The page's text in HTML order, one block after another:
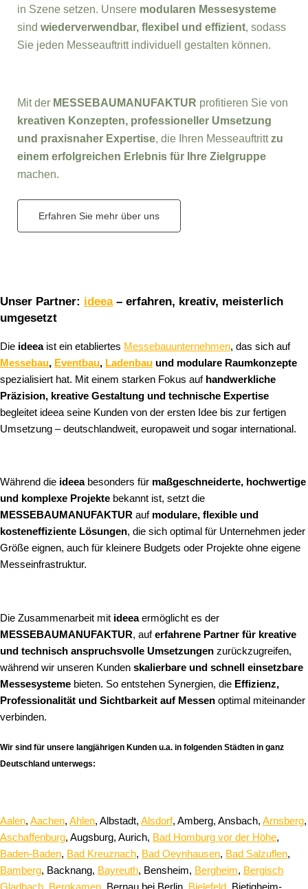
in Szene setzen. Unsere modularen Messesysteme
sind wiederverwendbar, flexibel und effizient, sodass
Sie jeden Messeauftritt individuell gestalten können.
Mit der MESSEBAUMANUFAKTUR profitieren Sie von
kreativen Konzepten, professioneller Umsetzung
und praxisnaher Expertise, die Ihren Messeauftrittzu
einem erfolgreichen Erlebnis für Ihre Zielgruppe
machen.
Erfahren Sie mehr über uns
Unser Partner: ideea– erfahren, kreativ, meisterlich
umgesetzt
Die ideeaist ein etabliertes Messebauunternehmen, das sich auf
Messebau, Eventbau, Ladenbau und modulare Raumkonzepte
spezialisiert hat. Mit einem starken Fokus auf handwerkliche
Präzision, kreative Gestaltung und technische Expertise
begleitet ideea seine Kunden von der ersten Idee bis zur fertigen
Umsetzung – deutschlandweit, europaweit und sogar international.
Während die ideeabesonders für maßgeschneiderte, hochwertige
und komplexe Projekte bekannt ist, setzt die
MESSEBAUMANUFAKTUR auf modulare, flexible und
kosteneffiziente Lösungen, die sich optimal für Unternehmen jeder
Größe eignen, auch für kleinere Budgets oder Projekte ohne eigene
Messeinfrastruktur.
Die Zusammenarbeit mit ideeaermöglicht es der
MESSEBAUMANUFAKTUR, auferfahrene Partner für kreative
und technisch anspruchsvolle Umsetzungen zurückzugreifen,
während wir unseren Kunden skalierbare und schnell einsetzbare
Messesysteme bieten. So entstehen Synergien, die Effizienz,
Professionalität und Sichtbarkeit auf Messen optimal miteinander
verbinden.
Wir sind für unsere langjährigen Kunden u.a. in folgenden Städten in ganz
Deutschland unterwegs:
Aalen, Aachen, Ahlen, Albstadt, Alsdorf, Amberg, Ansbach, Arnsberg,
Aschaffenburg, Augsburg, Aurich, Bad Homburg vor der Höhe,
Baden-Baden, Bad Kreuznach, Bad Oeynhausen, Bad Salzuflen,
Bamberg, Backnang, Bayreuth, Bensheim, Bergheim, Bergisch
Gladbach Bergkamen , Bernau bei Berlin, Bielefeld , Bietigheim-